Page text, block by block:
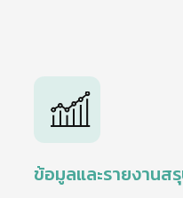
ข้อมูลและรายงาน